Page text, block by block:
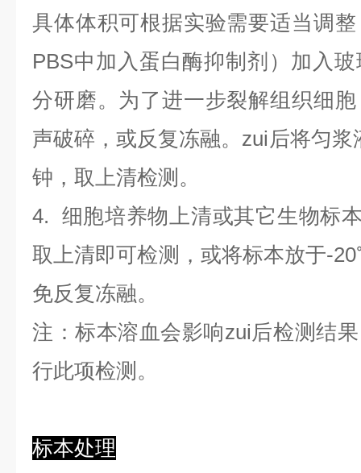
具体体积可根据实验需要适当调
PBS中加入蛋白酶抑制剂）加入
分研磨。为了进一步裂解组织细
声破碎，或反复冻融。zui后将匀浆
钟，取上清检测。
4. 细胞培养物上清或其它生物标
取上清即可检测，或将标本放于-
免反复冻融。
注：标本溶血会影响zui后检测结
行此项检测。
标本处理